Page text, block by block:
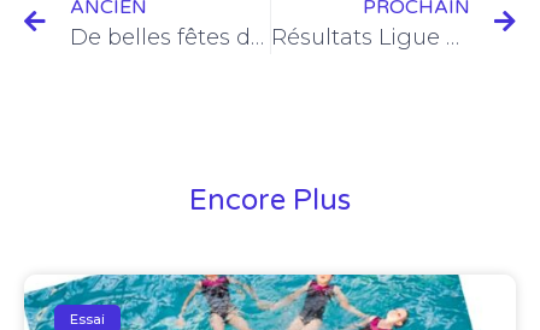
ANCIEN
De belles fêtes de fin d’année à tous!
PROCHAIN
Résultats Ligue figures
Encore Plus
Essai